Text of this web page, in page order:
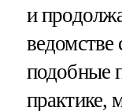
и
подобные
практике,